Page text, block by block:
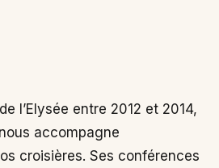
l’Elysée entre 2012 et 2014,
accompagne
croisières. Ses conférences